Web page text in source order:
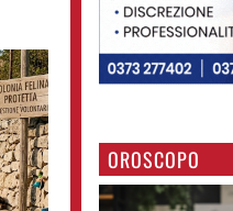
OROSCOPO